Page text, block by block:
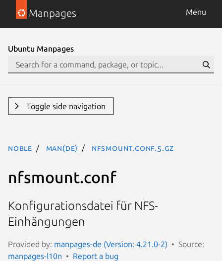
Manpages Menu
Ubuntu Manpages
Toggle side navigation
noble man(de) nfsmount.conf.5.gz
nfsmount.conf
Konfigurationsdatei für NFS-
Einhängungen
Provided by: manpages-de (Version: 4.21.0-2)
Source:
manpages-l10n
Report a bug